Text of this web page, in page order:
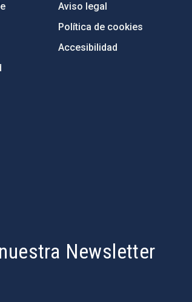
Aviso legal
Política de cookies
Accesibilidad
Newsletter